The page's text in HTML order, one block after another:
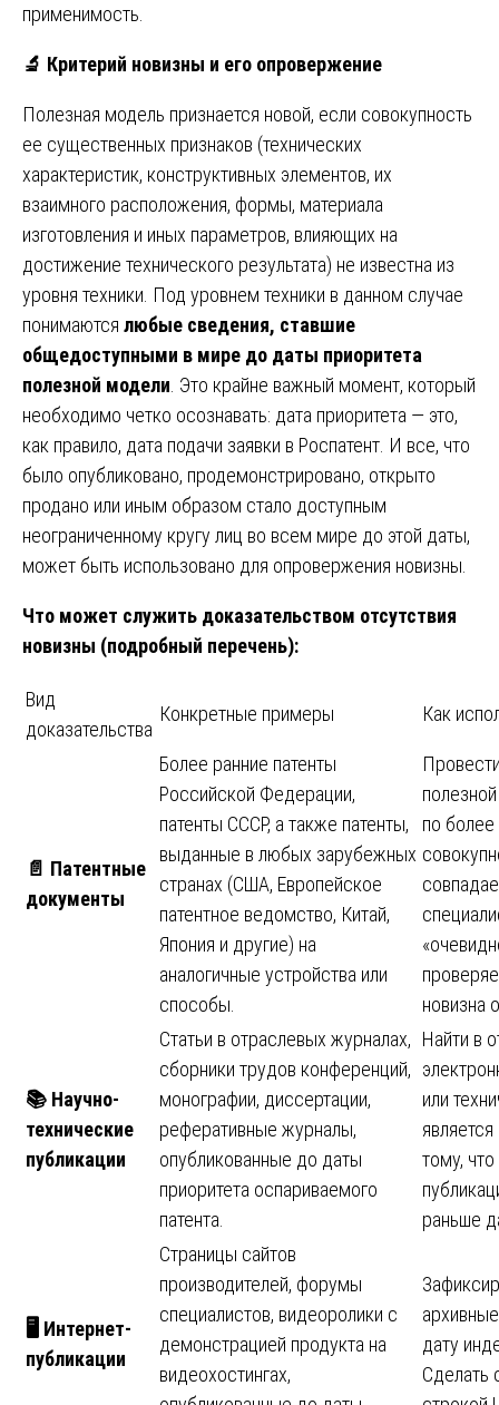
применимость.
🔬 Критерий новизны и его опровержение
Полезная модель признается новой, если совокупность
ее существенных признаков (технических
характеристик, конструктивных элементов, их
взаимного расположения, формы, материала
изготовления и иных параметров, влияющих на
достижение технического результата) не известна из
уровня техники. Под уровнем техники в данном случае
понимаются любые сведения, ставшие
общедоступными в мире до даты приоритета
полезной модели . Это крайне важный момент, который
необходимо четко осознавать: дата приоритета — это,
как правило, дата подачи заявки в Роспатент. И все, что
было опубликовано, продемонстрировано, открыто
продано или иным образом стало доступным
неограниченному кругу лиц во всем мире до этой даты,
может быть использовано для опровержения новизны.
Что может служить доказательством отсутствия
новизны (подробный перечень):
Вид
доказательства
Конкретные примеры Как
📄 Патентные
документы
Более ранние патенты
Российской Федерации,
патенты СССР, а также патенты,
выданные в любых зарубежных
странах (США, Европейское
патентное ведомство, Китай,
Япония и другие) на
аналогичные устройства или
способы.
по более
новизна
📚 Научно-
технические
публикации
Статьи в отраслевых журналах,
сборники трудов конференций,
монографии, диссертации,
реферативные журналы,
опубликованные до даты
приоритета оспариваемого
патента.
Найти в
или
тому,
раньше
🖥 ️ Интернет-
публикации
Страницы сайтов
производителей, форумы
специалистов, видеоролики с
демонстрацией продукта на
видеохостингах,
дату
Сделать